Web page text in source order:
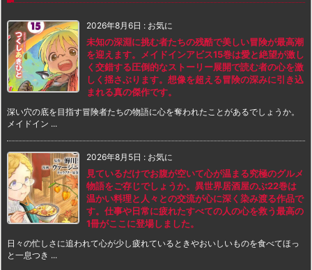
2026年8月6日 : お気に
未知の深淵に挑む者たちの残酷で美しい冒険が最高潮
を迎えます。メイドインアビス15巻は愛と絶望が激し
く交錯する圧倒的なストーリー展開で読む者の心を激
しく揺さぶります。想像を超える冒険の深みに引き込
まれる真の傑作です。
深い穴の底を目指す冒険者たちの物語に心を奪われたことがあるでしょうか。
メイドイン ...
2026年8月5日 : お気に
見ているだけでお腹が空いて心が温まる究極のグルメ
物語をご存じでしょうか。異世界居酒屋のぶ22巻は
温かい料理と人々との交流が心に深く染み渡る作品で
す。仕事や日常に疲れたすべての人の心を救う最高の
1冊がここに登場しました。
日々の忙しさに追われて心が少し疲れているときやおいしいものを食べてほっ
と一息つき ...